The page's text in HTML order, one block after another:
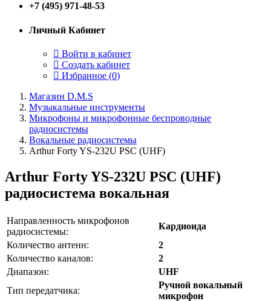
+7 (495) 971-48-53
Личный Кабинет
Войти в кабинет
Создать кабинет
Избранное (0)
Магазин D.M.S
Музыкальные инструменты
Микрофоны и микрофонные беспроводные
радиосистемы
Вокальные радиосистемы
Arthur Forty YS-232U PSC (UHF)
Arthur Forty YS-232U PSC (UHF)
радиосистема вокальная
Направленность микрофонов
радиосистемы:
Кардиоида
Количество антенн:
2
Количество каналов:
2
Диапазон:
UHF
Тип передатчика:
Ручной вокальный
микрофон